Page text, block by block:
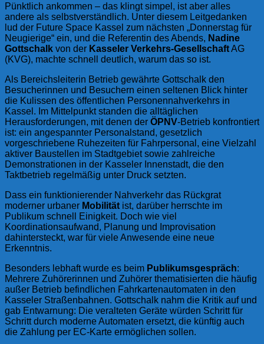
Pünktlich ankommen – das klingt simpel, ist aber alles
andere als selbstverständlich. Unter diesem Leitgedanken
lud der Future Space Kassel zum nächsten „Donnerstag für
Neugierige“ ein, und die Referentin des Abends, Nadine
Gottschalk von der Kasseler Verkehrs-GesellschaftAG
(KVG), machte schnell deutlich, warum das so ist.
Als Bereichsleiterin Betrieb gewährte Gottschalk den
Besucherinnen und Besuchern einen seltenen Blick hinter
die Kulissen des öffentlichen Personennahverkehrs in
Kassel. Im Mittelpunkt standen die alltäglichen
Herausforderungen, mit denen der ÖPNV-Betrieb konfrontiert
ist: ein angespannter Personalstand, gesetzlich
vorgeschriebene Ruhezeiten für Fahrpersonal, eine Vielzahl
aktiver Baustellen im Stadtgebiet sowie zahlreiche
Demonstrationen in der Kasseler Innenstadt, die den
Taktbetrieb regelmäßig unter Druck setzten.
Dass ein funktionierender Nahverkehr das Rückgrat
moderner urbaner Mobilität ist, darüber herrschte im
Publikum schnell Einigkeit. Doch wie viel
Koordinationsaufwand, Planung und Improvisation
dahintersteckt, war für viele Anwesende eine neue
Erkenntnis.
Besonders lebhaft wurde es beim Publikumsgespräch:
Mehrere Zuhörerinnen und Zuhörer thematisierten die häufig
außer Betrieb befindlichen Fahrkartenautomaten in den
Kasseler Straßenbahnen. Gottschalk nahm die Kritik auf und
gab Entwarnung: Die veralteten Geräte würden Schritt für
Schritt durch moderne Automaten ersetzt, die künftig auch
die Zahlung per EC-Karte ermöglichen sollen.